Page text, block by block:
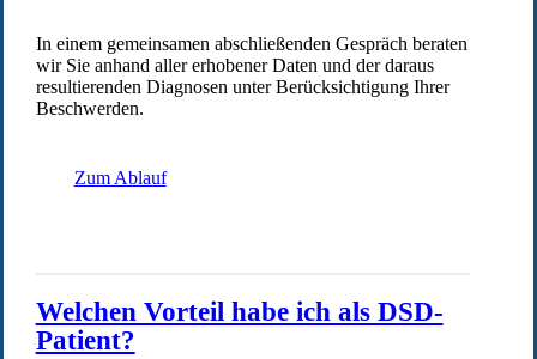
In einem gemeinsamen abschließenden Gespräch beraten
wir Sie anhand aller erhobener Daten und der daraus
resultierenden Diagnosen unter Berücksichtigung Ihrer
Beschwerden.
Zum Ablauf
Welchen Vorteil habe ich als DSD-
Patient?